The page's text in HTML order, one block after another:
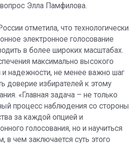
Элла Памфилова.
отметила, что технологически
электронное голосование
в более широких масштабах.
максимально высокого
и надежности, не менее важно шаг
доверие избирателей к этому
«Главная задача – не только
процесс наблюдения со стороны
за каждой опцией и
голосования, но и научиться
в чем заключается суть этого